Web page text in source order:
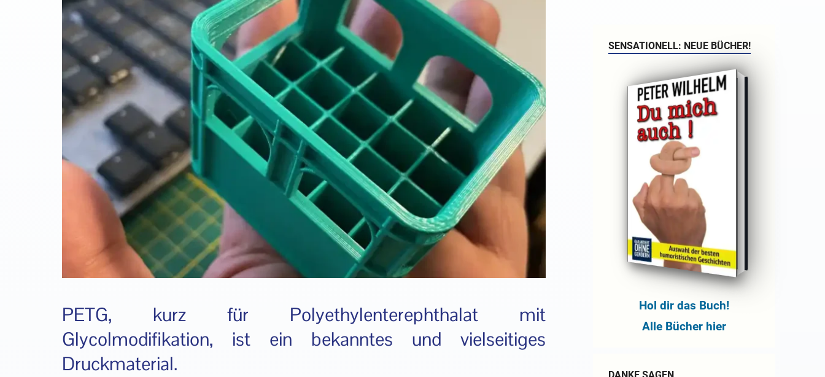
PETG, kurz für Polyethylenterephthalat mit
Glycolmodifikation, ist ein bekanntes und vielseitiges
Druckmaterial.
SENSATIONELL: NEUE BÜCHER!
Hol dir das Buch!
Alle Bücher hier